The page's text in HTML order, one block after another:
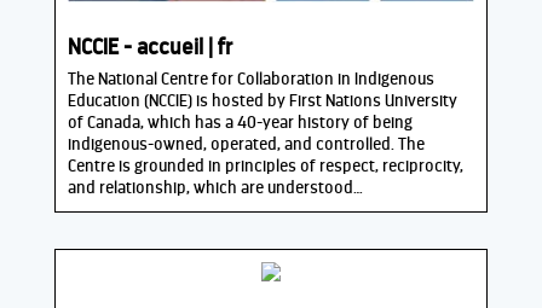
NCCIE - accueil | fr
The National Centre for Collaboration in Indigenous
Education (NCCIE) is hosted by First Nations University
of Canada, which has a 40-year history of being
indigenous-owned, operated, and controlled. The
Centre is grounded in principles of respect, reciprocity,
and relationship, which are understood…